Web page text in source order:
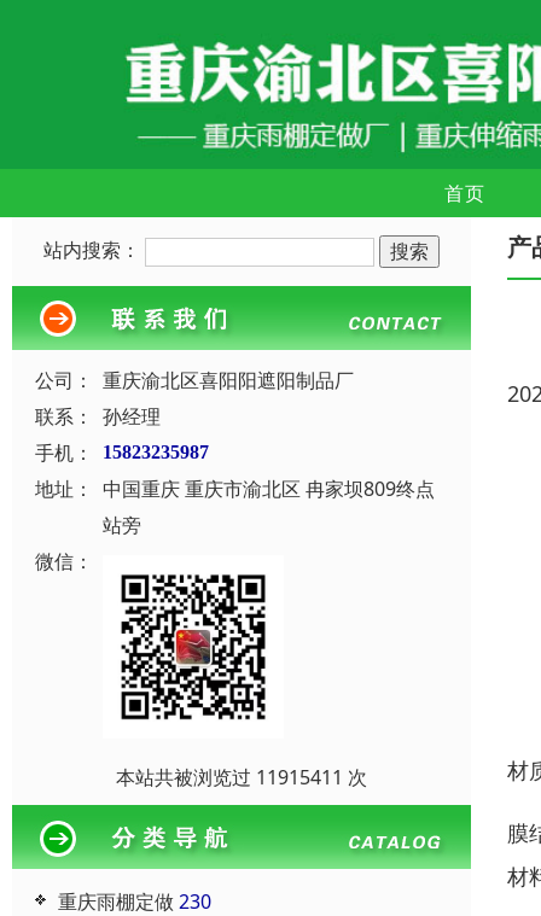
首页
站内搜索：
公司：
重庆渝北区喜阳阳遮阳制品厂
联系：
孙经理
手机：
15823235987
地址：
中国重庆 重庆市渝北区 冉家坝809终点
站旁
微信：
本站共被浏览过 11915411 次
重庆雨棚定做230
产
材
膜
材